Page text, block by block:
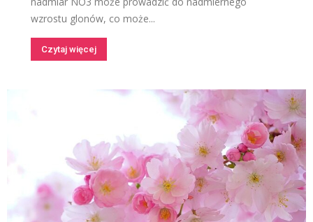
wzrostu glonów, co może...
Czytaj więcej